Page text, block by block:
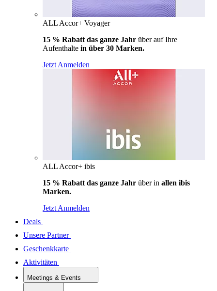
ALL Accor+ Voyager
15 % Rabatt das ganze Jahr über auf Ihre
Aufenthalte in über 30 Marken.
Jetzt Anmelden
ALL Accor+ ibis
15 % Rabatt das ganze Jahr über in allen ibis
Marken.
Jetzt Anmelden
Deals
Unsere Partner
Geschenkkarte
Aktivitäten
Meetings & Events